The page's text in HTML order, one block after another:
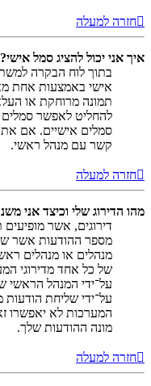
חזרה למעלה
איך אני יכול להציג סמל אישי?
בתוך לוח הבקרה
תמונה מרוחקת או
להחליט לאפשר סמלים
סמלים אישיים. אם
קשר עם מנהל ראשי.
חזרה למעלה
מהו הדירוג שלי וכיצד אני
דירוגים, אשר
מספר ההודעות אשר
מנהלים או מנהלים
של כל אחד מדירוגי
על־ידי המנהל
על־ידי שליחת הודעות
המערכות לא יאפשרו
מונה ההודעות שלך.
חזרה למעלה